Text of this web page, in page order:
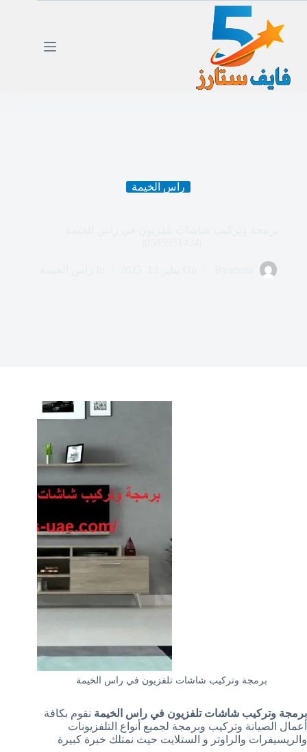
المحتوى
راس الخيمة
برمجة وتركيب شاشات تلفزيون في راس الخيمة
برمجة وتركيب شاشات تلفزيون في راس الخيمة نقوم بكافة
أعمال الصيانة وتركيب وبرمجة لجميع أنواع التلفزيونات
والريسيفرات والراوتر و الستلايت حيث نمتلك خبرة كبيرة